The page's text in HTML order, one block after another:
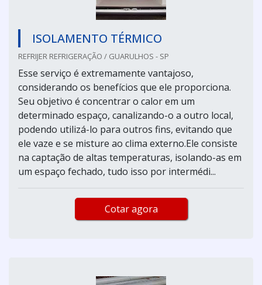
ISOLAMENTO TÉRMICO
REFRIJER REFRIGERAÇÃO / GUARULHOS - SP
Esse serviço é extremamente vantajoso,
considerando os benefícios que ele proporciona.
Seu objetivo é concentrar o calor em um
determinado espaço, canalizando-o a outro local,
podendo utilizá-lo para outros fins, evitando que
ele vaze e se misture ao clima externo.Ele consiste
na captação de altas temperaturas, isolando-as em
um espaço fechado, tudo isso por intermédi...
Cotar agora